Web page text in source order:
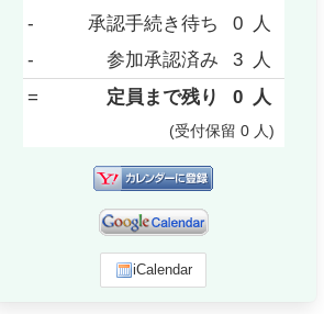
-
承認手続き待ち 0
人
-
参加承認済み 3
人
=
定員まで残り 0 人
(受付保留0 人)
iCalendar